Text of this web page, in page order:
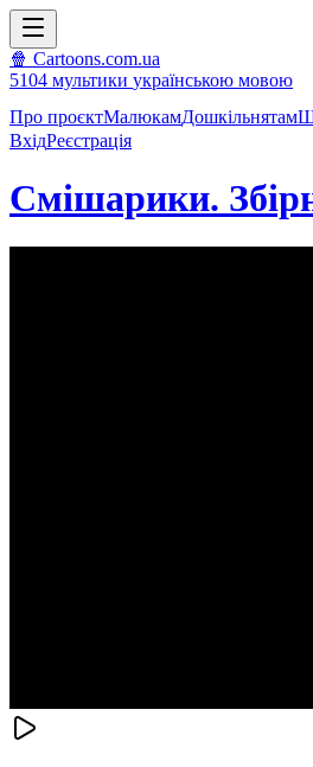
🍿 Cartoons.com.ua
5104 мультики українською мовою
Про проєктМалюкамДошкільнятам
ВхідРеєстрація
Смішарики.